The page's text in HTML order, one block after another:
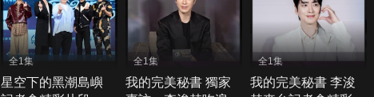
全1集
星空下的黑潮島嶼
全1集
我的完美秘書 獨家
全1集
我的完美秘書 李浚